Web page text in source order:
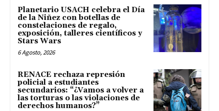
Planetario USACH celebra el Día
de la Niñez con botellas de
constelaciones de regalo,
exposición, talleres científicos y
Stars Wars
6 Agosto, 2026
RENACE rechaza represión
policial a estudiantes
secundarios: “¿Vamos a volver a
las torturas o las violaciones de
derechos humanos?”